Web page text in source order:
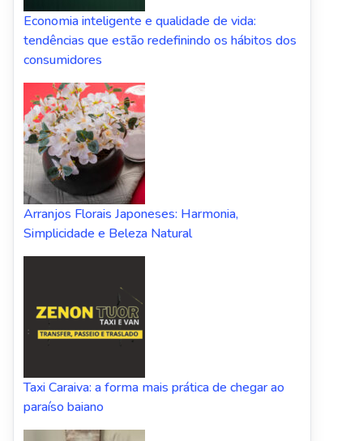
Economia inteligente e qualidade de vida:
tendências que estão redefinindo os hábitos dos
consumidores
Arranjos Florais Japoneses: Harmonia,
Simplicidade e Beleza Natural
Taxi Caraiva: a forma mais prática de chegar ao
paraíso baiano